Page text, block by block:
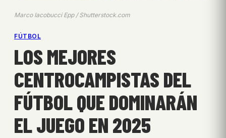
Marco Iacobucci Epp / Shutterstock.com
FÚTBOL
LOS MEJORES
CENTROCAMPISTAS DEL
FÚTBOL QUE DOMINARÁN
EL JUEGO EN 2025